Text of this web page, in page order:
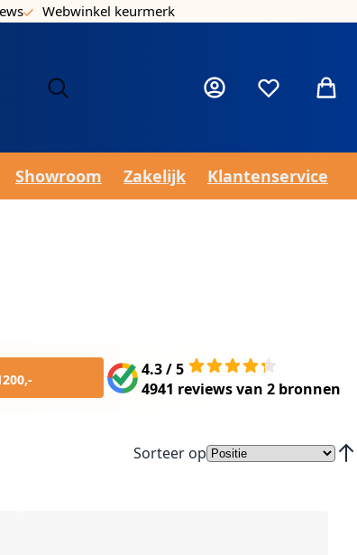
Webwinkel keurmerk
Mijn accountVerlanglijst
Showroom Zakelijk Klantenservice
4.3 / 5
4941 reviewsvan 2 bronnen
Sorteer op